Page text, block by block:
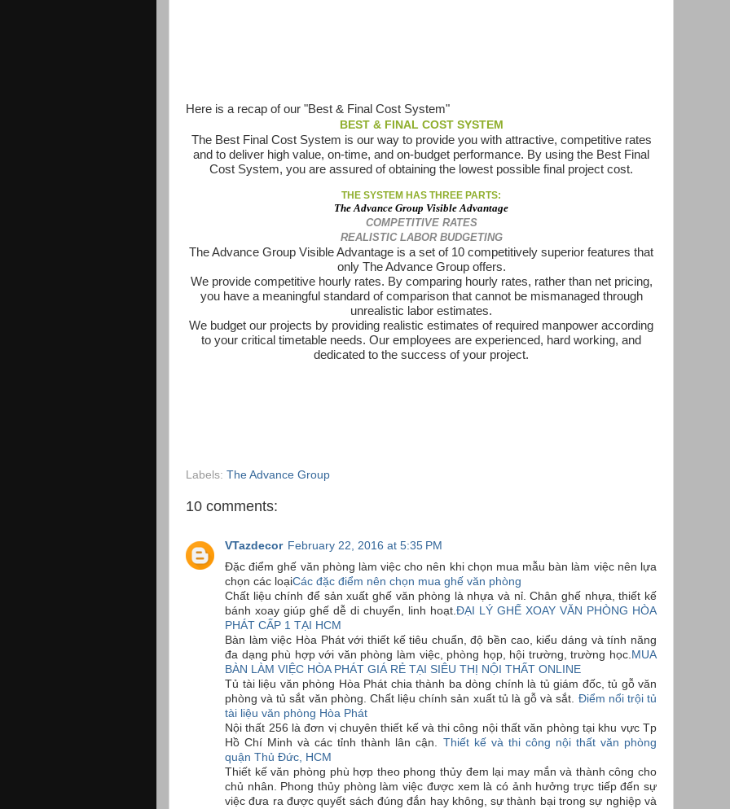
Here is a recap of our "Best & Final Cost System"
BEST & FINAL COST SYSTEM
The Best Final Cost System is our way to provide you with attractive, competitive rates
and to deliver high value, on-time, and on-budget performance. By using the Best Final
Cost System, you are assured of obtaining the lowest possible final project cost.
THE SYSTEM HAS THREE PARTS:
The Advance Group Visible Advantage
COMPETITIVE RATES
REALISTIC LABOR BUDGETING
The Advance Group Visible Advantage is a set of 10 competitively superior features that
only The Advance Group offers.
We provide competitive hourly rates. By comparing hourly rates, rather than net pricing,
you have a meaningful standard of comparison that cannot be mismanaged through
unrealistic labor estimates.
We budget our projects by providing realistic estimates of required manpower according
to your critical timetable needs. Our employees are experienced, hard working, and
dedicated to the success of your project.
Labels: The Advance Group
10 comments:
VTazdecor February 22, 2016 at 5:35 PM
Đặc điểm ghế văn phòng làm việc cho nên khi chọn mua mẫu bàn làm việc nên lựa
chọn các loạiCác đặc điểm nên chọn mua ghế văn phòng
Chất liệu chính để sản xuất ghế văn phòng là nhựa và nỉ. Chân ghế nhựa, thiết kế
bánh xoay giúp ghế dễ di chuyển, linh hoạt.ĐẠI LÝ GHẾ XOAY VĂN PHÒNG HÒA
PHÁT CẤP 1 TẠI HCM
Bàn làm việc Hòa Phát với thiết kế tiêu chuẩn, độ bền cao, kiểu dáng và tính năng
đa dạng phù hợp với văn phòng làm việc, phòng họp, hội trường, trường học. MUA
BÀN LÀM VIỆC HÒA PHÁT GIÁ RẺ TẠI SIÊU THỊ NỘI THẤT ONLINE
Tủ tài liệu văn phòng Hòa Phát chia thành ba dòng chính là tủ giám đốc, tủ gỗ văn
phòng và tủ sắt văn phòng. Chất liệu chính sản xuất tủ là gỗ và sắt. Điểm nổi trội tủ
tài liệu văn phòng Hòa Phát
Nội thất 256 là đơn vị chuyên thiết kế và thi công nội thất văn phòng tại khu vực Tp
Hồ Chí Minh và các tỉnh thành lân cận. Thiết kế và thi công nội thất văn phòng
quận Thủ Đức, HCM
Thiết kế văn phòng phù hợp theo phong thủy đem lại may mắn và thành công cho
chủ nhân. Phong thủy phòng làm việc được xem là có ảnh hưởng trực tiếp đến sự
việc đưa ra được quyết sách đúng đắn hay không, sự thành bại trong sự nghiệp và